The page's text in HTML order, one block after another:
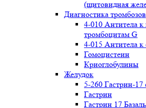
(щитовидная
Диагностика тромбозов
4-010 Антитела к
тромбоцитам G
4-015 Антитела
Гомоцистеин
Криоглобулины
Желудок
5-260 Гастрин-
Гастрин
Гастрин 17